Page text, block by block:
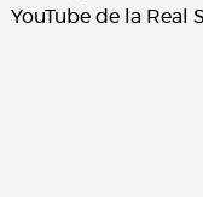
YouTube de la Real